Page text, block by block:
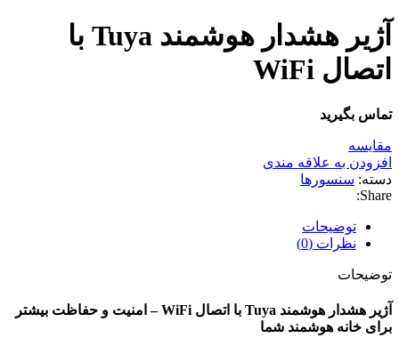
آژیر هشدار هوشمند Tuya با
اتصال WiFi
تماس بگیرید
مقایسه
افزودن به علاقه مندی
دسته: سنسورها
Share:
توضیحات
نظرات (0)
توضیحات
آژیر هشدار هوشمند Tuya با اتصال WiFi – امنیت و حفاظت بیشتر
برای خانه هوشمند شما